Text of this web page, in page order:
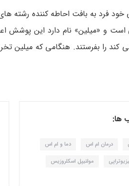
خود فرد به بافت­ احاطه کننده
و «میلین» نام دارد این پوشش
می ­کند را بفرستند. هنگامی ­که
ها:
درمان ام اس دما و ام اس
مولتیپل اسکلروزیس